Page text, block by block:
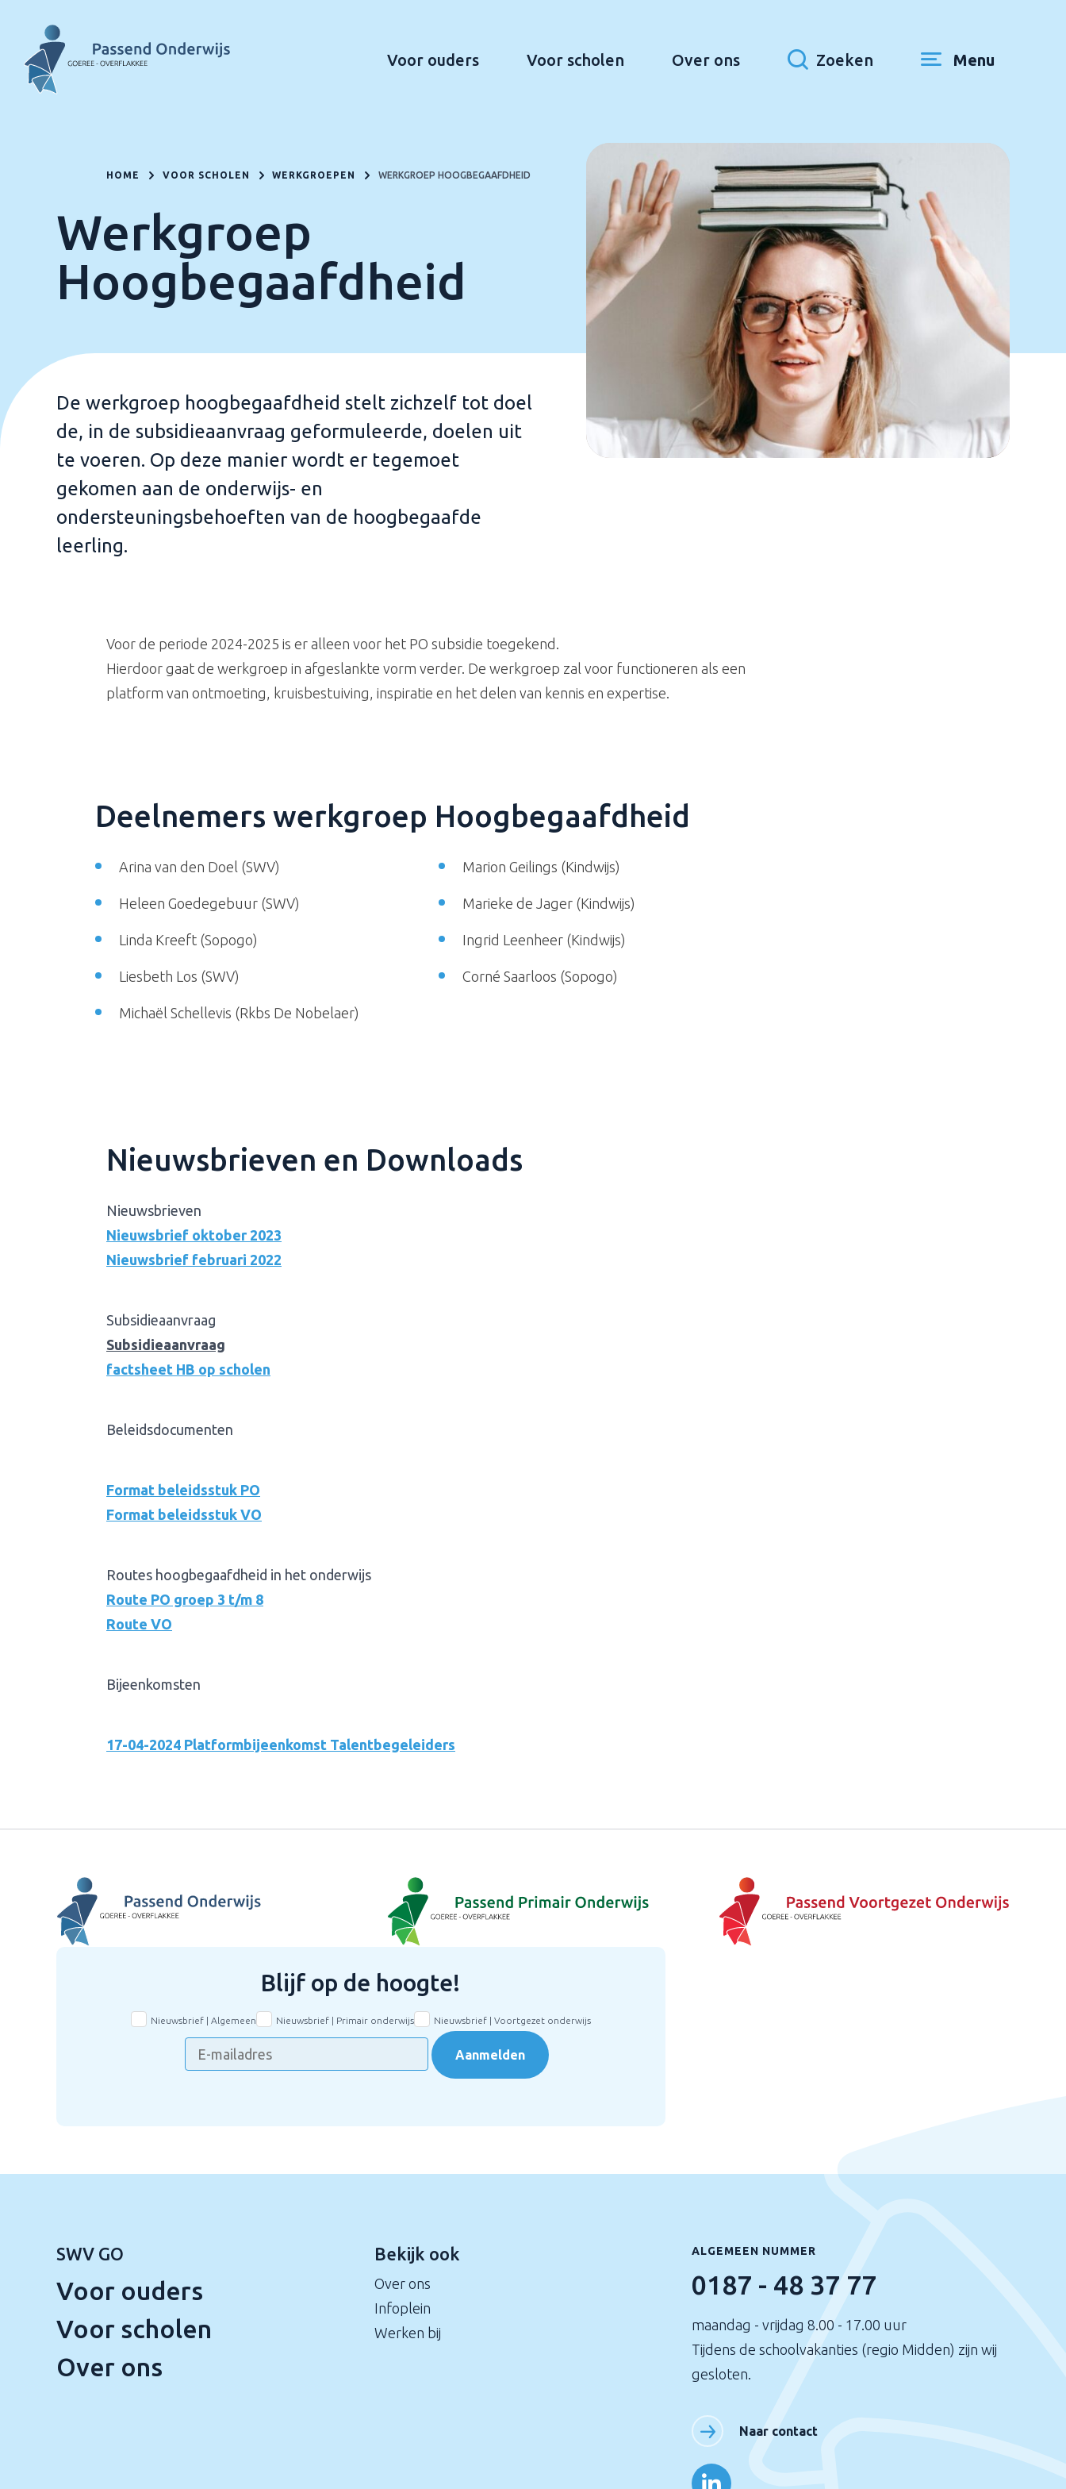
Voor ouders Voor scholen Over ons Zoeken Menu
HOME VOOR SCHOLEN WERKGROEPEN WERKGROEP HOOGBEGAAFDHEID
Werkgroep
Hoogbegaafdheid
De werkgroep hoogbegaafdheid stelt zichzelf tot doel
de, in de subsidieaanvraag geformuleerde, doelen uit
te voeren. Op deze manier wordt er tegemoet
gekomen aan de onderwijs- en
ondersteuningsbehoeften van de hoogbegaafde
leerling.
Voor de periode 2024-2025 is er alleen voor het PO subsidie toegekend.
Hierdoor gaat de werkgroep in afgeslankte vorm verder. De werkgroep zal voor functioneren als een
platform van ontmoeting, kruisbestuiving, inspiratie en het delen van kennis en expertise.
Deelnemers werkgroep Hoogbegaafdheid
Arina van den Doel (SWV) Marion Geilings (Kindwijs)
Heleen Goedegebuur (SWV) Marieke de Jager (Kindwijs)
Linda Kreeft (Sopogo) Ingrid Leenheer (Kindwijs)
Liesbeth Los (SWV) Corné Saarloos (Sopogo)
Michaël Schellevis (Rkbs De Nobelaer)
Nieuwsbrieven en Downloads
Nieuwsbrieven
Nieuwsbrief oktober 2023
Nieuwsbrief februari 2022
Subsidieaanvraag
Subsidieaanvraag
factsheet HB op scholen
Beleidsdocumenten
Format beleidsstuk PO
Format beleidsstuk VO
Routes hoogbegaafdheid in het onderwijs
Route PO groep 3 t/m 8
Route VO
Bijeenkomsten
17-04-2024 Platformbijeenkomst Talentbegeleiders
Blijf op de hoogte!
Aanmelden
Nieuwsbrief | Algemeen Nieuwsbrief | Primair onderwijs Nieuwsbrief | Voortgezet onderwijs
SWV GO
Voor ouders
Voor scholen
Over ons
Bekijk ook
Over ons
Infoplein
Werken bij
ALGEMEEN NUMMER
0187 - 48 37 77
maandag - vrijdag 8.00 - 17.00 uur
Tijdens de schoolvakanties (regio Midden) zijn wij
gesloten.
Naar contact